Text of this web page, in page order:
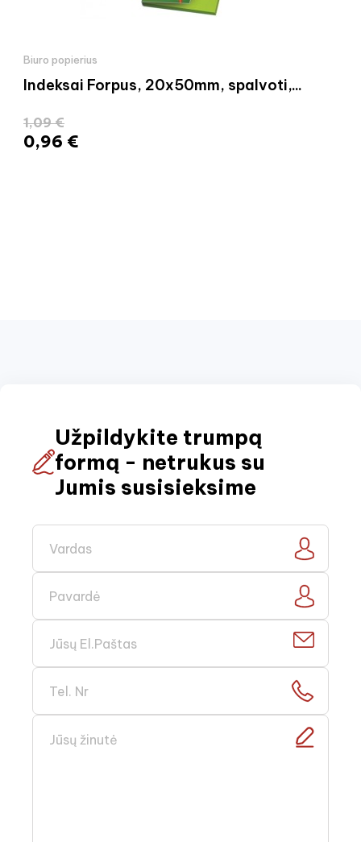
Biuro popierius
Indeksai Forpus, 20x50mm, spalvoti,...
1,09 €
0,96 €
Užpildykite trumpą
formą - netrukus su
Jumis susisieksime